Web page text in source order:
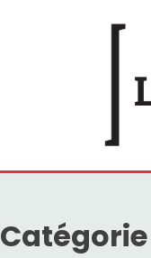
LE
SCÈNE
Catégorie